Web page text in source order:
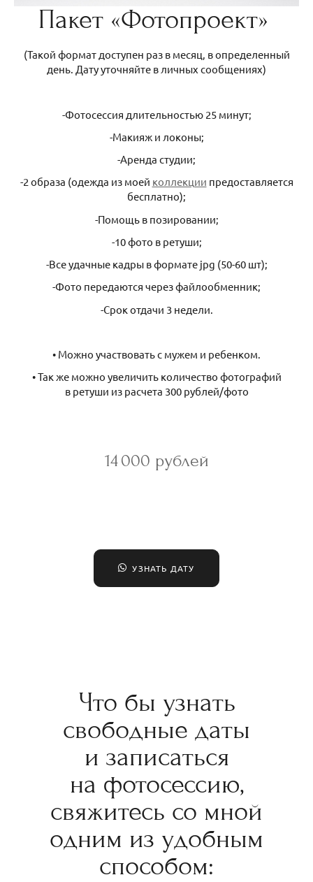
Пакет «Фотопроект»
(Такой формат доступен раз в месяц, в определенный
день. Дату уточняйте в личных сообщениях)
-Фотосессия длительностью 25 минут;
-Макияж и локоны;
-Аренда студии;
-2 образа (одежда из моей коллекции предоставляется
бесплатно);
-Помощь в позировании;
-10 фото в ретуши;
-Все удачные кадры в формате jpg (50-60 шт);
-Фото передаются через файлообменник;
-Срок отдачи 3 недели.
• Можно участвовать с мужем и ребенком.
• Так же можно увеличить количество фотографий
в ретуши из расчета 300 рублей/фото
14 000 рублей
УЗНАТЬ ДАТУ
Что бы узнать
свободные даты
и записаться
на фотосессию,
свяжитесь со мной
одним из удобным
способом: